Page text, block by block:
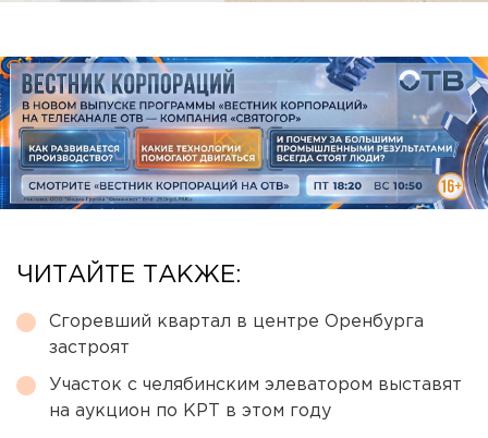
ЧИТАЙТЕ ТАКЖЕ:
Сгоревший квартал в центре Оренбурга
застроят
Участок с челябинским элеватором выставят
на аукцион по КРТ в этом году